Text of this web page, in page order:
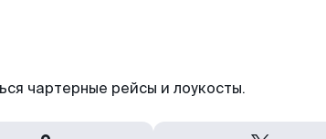
чартерные рейсы и лоукосты.